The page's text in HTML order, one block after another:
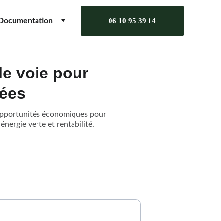
06 10 95 39 14
voie pour
économiques pour
verte et rentabilité.